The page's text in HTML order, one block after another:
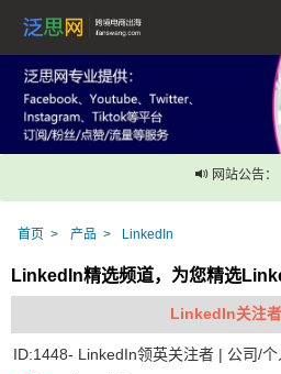
网站公告：
首页 产品 LinkedIn
LinkedIn精选频道，为您精选
LinkedIn关注
ID:1448- LinkedIn领英关注者 | 公司/